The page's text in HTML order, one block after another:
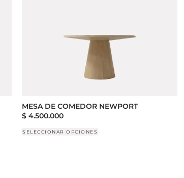
MESA DE COMEDOR NEWPORT
$ 4.500.000
SELECCIONAR OPCIONES